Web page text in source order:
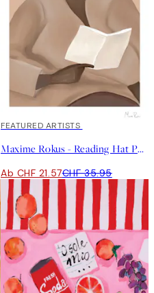
40%*
FEATURED ARTISTS
Maxime Rokus - Reading Hat Poster
Ab CHF 21.57CHF 35.95